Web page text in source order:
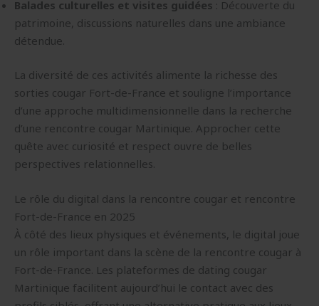
Balades culturelles et visites guidées : Découverte du
patrimoine, discussions naturelles dans une ambiance
détendue.
La diversité de ces activités alimente la richesse des
sorties cougar Fort-de-France et souligne l’importance
d’une approche multidimensionnelle dans la recherche
d’une rencontre cougar Martinique. Approcher cette
quête avec curiosité et respect ouvre de belles
perspectives relationnelles.
Le rôle du digital dans la rencontre cougar et rencontre
Fort-de-France en 2025
À côté des lieux physiques et événements, le digital joue
un rôle important dans la scène de la rencontre cougar à
Fort-de-France. Les plateformes de dating cougar
Martinique facilitent aujourd’hui le contact avec des